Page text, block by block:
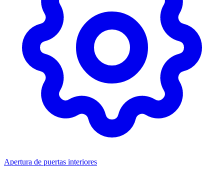
Apertura de puertas interiores